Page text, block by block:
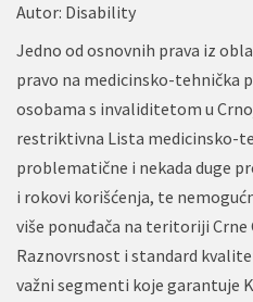
Autor: Disability
Jedno od osnovnih prava iz
pravo na medicinsko-tehnička
osobama s invaliditetom u
restriktivna Lista medicinsko-
problematične i nekada duge
i rokovi korišćenja, te
više ponuđača na teritoriji Crne
Raznovrsnost i standard
važni segmenti koje garantuje